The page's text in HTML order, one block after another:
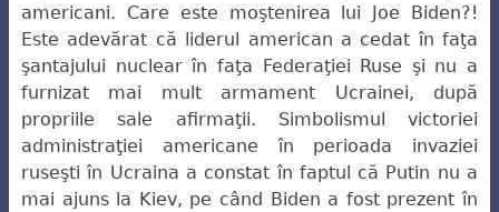
americani. Care este moştenirea lui Joe Biden?!
Este adevărat că liderul american a cedat în faţa
şantajului nuclear în faţa Federaţiei Ruse şi nu a
furnizat mai mult armament Ucrainei, după
propriile sale afirmaţii. Simbolismul victoriei
administraţiei americane în perioada invaziei
ruseşti în Ucraina a constat în faptul că Putin nu a
mai ajuns la Kiev, pe când Biden a fost prezent în